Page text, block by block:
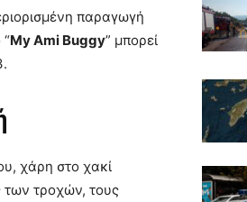
παραγωγή
My Ami Buggy” μπορεί
χάρη στο χακί
των τροχών, τους